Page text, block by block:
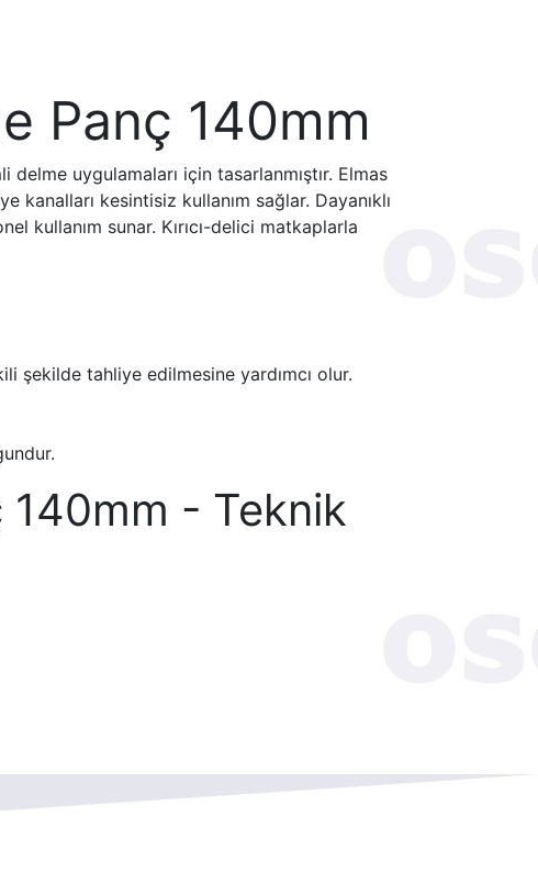
Panç 140mm
uygulamaları için tasarlanmıştır. Elmas
kanalları kesintisiz kullanım sağlar. Dayanıklı
kullanım sunar. Kırıcı-delici matkaplarla
şekilde tahliye edilmesine yardımcı olur.
140mm - Teknik